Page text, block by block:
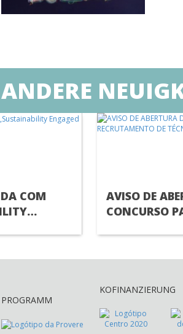
ANDERE
COM
AVISO DE
CONCURSO
PROGRAMM
KOFINANZIERUNG